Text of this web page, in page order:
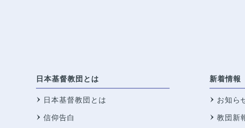
日本基督教団とは
日本基督教団とは
信仰告白
新着情報
お知ら
教団新